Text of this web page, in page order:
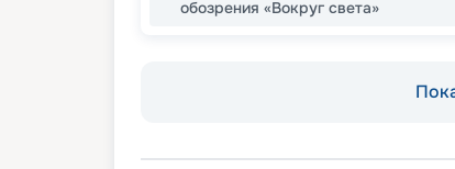
обозрения «Вокруг света»